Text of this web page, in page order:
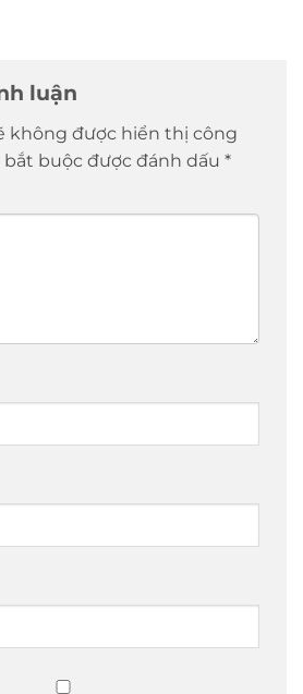
luận
không được hiển thị công
bắt buộc được đánh dấu *